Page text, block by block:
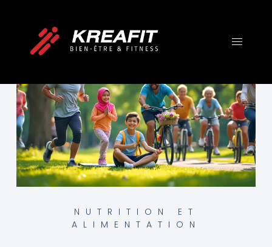
NUTRITION ET
ALIMENTATION